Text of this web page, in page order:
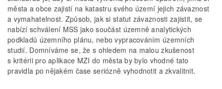
města a obce zajistí na katastru svého území jejich závaznost
a vymahatelnost. Způsob, jak si statut závaznosti zajistit, se
nabízí schválení MSS jako součást územně analytických
podkladů územního plánu, nebo vypracováním územních
studií. Domníváme se, že s ohledem na malou zkušenost
s kritérii pro aplikace MZI do města by bylo vhodné tato
pravidla po nějakém čase seriózně vyhodnotit a zkvalitnit.